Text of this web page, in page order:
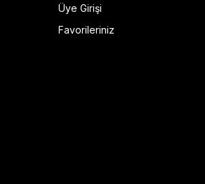
Üye Girişi
Favorileriniz